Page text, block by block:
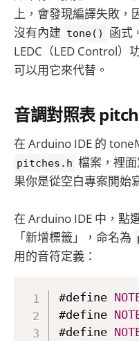
上，會發現編譯失敗，
沒有內建 tone()
函式
LEDC（LED Control）
可以用它來代替。
音調對照表
在 Arduino IDE 的
pitches.h 檔案，裡
果你是從空白專案開始
在 Arduino IDE 中，點
「新增標籤」，命名為
用的音符定義：
#define
#define
#define